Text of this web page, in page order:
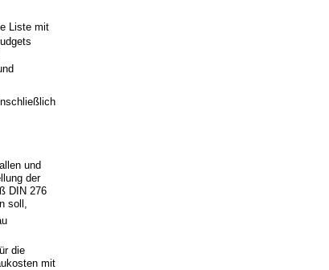
Liste mit
und
der
DIN 276
soll,
die
mit